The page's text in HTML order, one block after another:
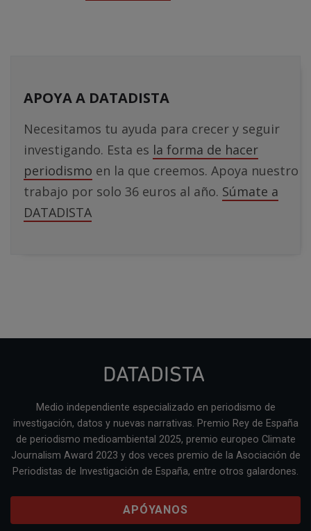
APOYA A DATADISTA
Necesitamos tu ayuda para crecer y seguir
investigando. Esta es la forma de hacer
periodismo en la que creemos. Apoya nuestro
trabajo por solo 36 euros al año. Súmate a
DATADISTA
Medio independiente especializado en periodismo de
investigación, datos y nuevas narrativas. Premio Rey de España
de periodismo medioambiental 2025, premio europeo Climate
Journalism Award 2023 y dos veces premio de la Asociación de
Periodistas de Investigación de España, entre otros galardones.
APÓYANOS